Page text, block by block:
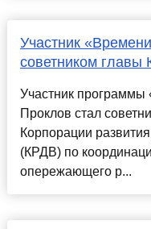
Участник
советником главы
Участник программы
Проклов стал
Корпорации
(КРДВ) по
опережающего р...